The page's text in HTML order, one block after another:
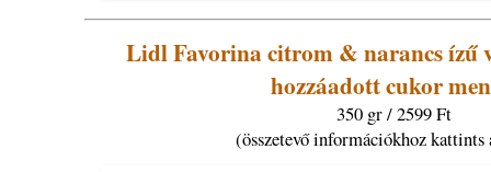
Lidl Favorina citrom & narancs ízű
hozzáadott cukor
350 gr / 2599 Ft
(összetevő információkhoz kattints